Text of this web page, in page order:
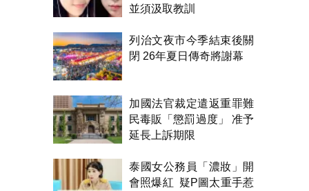
並須汲取教訓
列治文夜市今季結束後關
閉 26年夏日傳奇將謝幕
加國法官裁定遣返重罪難
民毒販「懲罰過度」 准予
延長上訴期限
泰國女公務員「濃妝」開
會照爆紅 疑P圖太重手惹